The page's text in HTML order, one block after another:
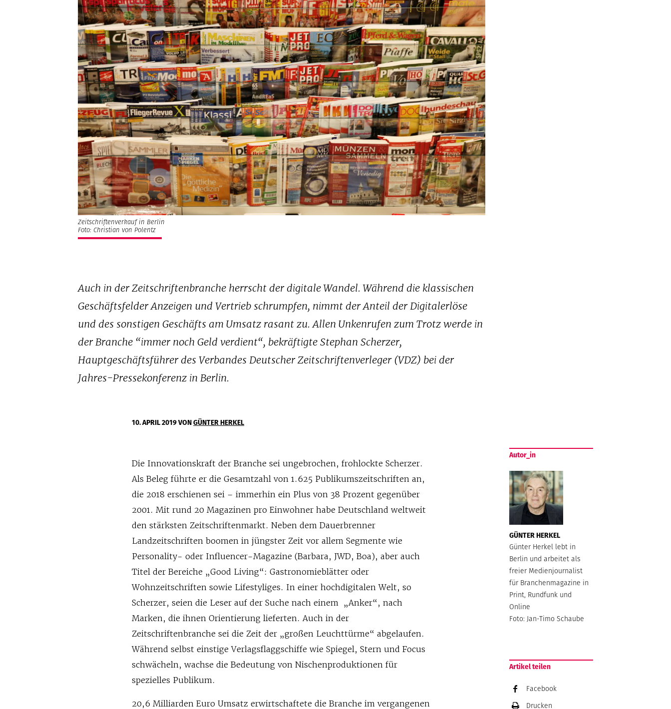
Zeitschriftenverkauf in Berlin
Foto: Christian von Polentz
Auch in der Zeitschriftenbranche herrscht der digitale Wandel. Während die klassischen
Geschäftsfelder Anzeigen und Vertrieb schrumpfen, nimmt der Anteil der Digitalerlöse
und des sonstigen Geschäfts am Umsatz rasant zu. Allen Unkenrufen zum Trotz werde in
der Branche “immer noch Geld verdient“, bekräftigte Stephan Scherzer,
Hauptgeschäftsführer des Verbandes Deutscher Zeitschriftenverleger (VDZ) bei der
Jahres-Pressekonferenz in Berlin.
10. APRIL 2019VONGÜNTER HERKEL
Die Innovationskraft der Branche sei ungebrochen, frohlockte Scherzer.
Als Beleg führte er die Gesamtzahl von 1.625 Publikumszeitschriften an,
die 2018 erschienen sei – immerhin ein Plus von 38 Prozent gegenüber
2001. Mit rund 20 Magazinen pro Einwohner habe Deutschland weltweit
den stärksten Zeitschriftenmarkt. Neben dem Dauerbrenner
Landzeitschriften boomen in jüngster Zeit vor allem Segmente wie
Personality- oder Influencer-Magazine (Barbara, JWD, Boa), aber auch
Titel der Bereiche „Good Living“: Gastronomieblätter oder
Wohnzeitschriften sowie Lifestyliges. In einer hochdigitalen Welt, so
Scherzer, seien die Leser auf der Suche nach einem „Anker“, nach
Marken, die ihnen Orientierung lieferten. Auch in der
Zeitschriftenbranche sei die Zeit der „großen Leuchttürme“ abgelaufen.
Während selbst einstige Verlagsflaggschiffe wie Spiegel, Stern und Focus
schwächeln, wachse die Bedeutung von Nischenproduktionen für
spezielles Publikum.
20,6 Milliarden Euro Umsatz erwirtschaftete die Branche im vergangenen
Autor_in
GÜNTER HERKEL
Günter Herkel lebt in
Berlin und arbeitet als
freier Medienjournalist
für Branchenmagazine in
Print, Rundfunk und
Online
Foto: Jan-Timo Schaube
Artikel teilen
Facebook
Drucken